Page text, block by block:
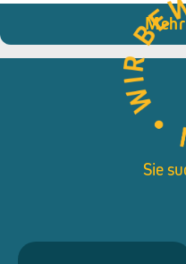
Sie